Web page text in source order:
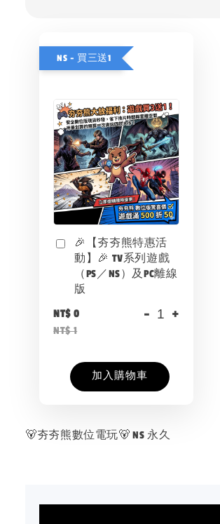
NS - 買三送1
🎉【夯夯熊特惠活
動】🎉 TV系列遊戲
（PS／NS）及PC離線
版
NT$ 0
NT$ 1
- +
加入購物車
🐻夯夯熊數位電玩🐻 NS 永久